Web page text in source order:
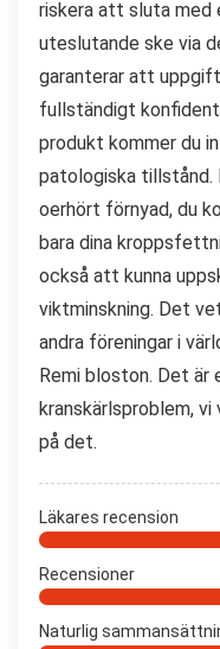
riskera att sluta med
uteslutande ske via
garanterar att
fullständigt
produkt kommer du
patologiska tillstånd.
oerhört förnyad, du
bara dina
också att kunna
viktminskning. Det
andra föreningar i
Remi bloston. Det
kranskärlsproblem,
på det.
Läkares recension
Recensioner
Naturlig